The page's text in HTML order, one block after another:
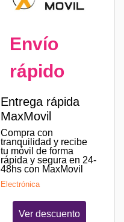
Envío
rápido
Entrega rápida
MaxMovil
Compra con
tranquilidad y recibe
tu móvil de forma
rápida y segura en 24-
48hs con MaxMovil
Electrónica
Ver descuento